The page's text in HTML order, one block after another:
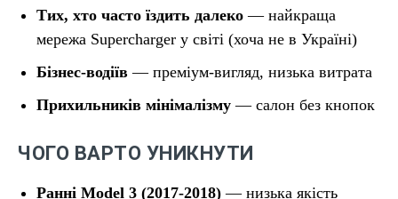
Тих, хто часто їздить далеко — найкраща
мережа Supercharger у світі (хоча не в Україні)
Бізнес-водіїв — преміум-вигляд, низька витрата
Прихильників мінімалізму — салон без кнопок
ЧОГО ВАРТО УНИКНУТИ
Ранні Model 3 (2017-2018) — низька якість